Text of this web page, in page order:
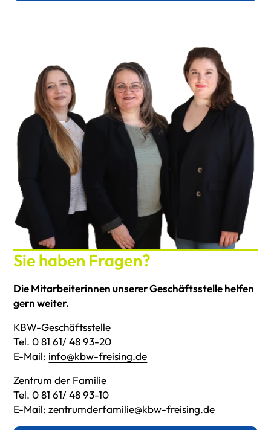
Sie haben Fragen?
Die Mitarbeiterinnen unserer Geschäftsstelle helfen
gern weiter.
KBW-Geschäftsstelle
Tel. 0 81 61/ 48 93-20
E-Mail: info@kbw-freising.de
Zentrum der Familie
Tel. 0 81 61/ 48 93-10
E-Mail:zentrumderfamilie@kbw-freising.de